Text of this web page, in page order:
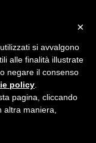
×
si avvalgono
alle finalità illustrate
negare il consenso
policy
pagina, cliccando
maniera,